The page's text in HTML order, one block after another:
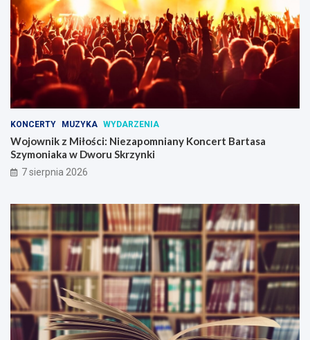
KONCERTY MUZYKA WYDARZENIA
Wojownik z Miłości: Niezapomniany Koncert Bartasa
Szymoniaka w Dworu Skrzynki
7 sierpnia 2026